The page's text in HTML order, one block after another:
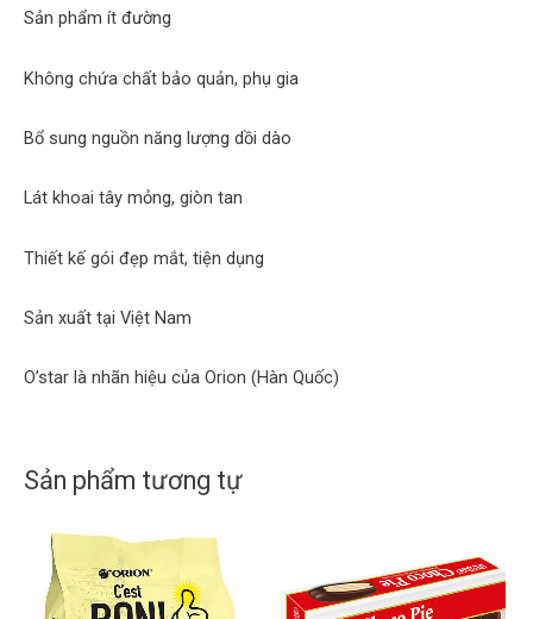
Sản phẩm ít đường
Không chứa chất bảo quản, phụ gia
Bổ sung nguồn năng lượng dồi dào
Lát khoai tây mỏng, giòn tan
Thiết kế gói đẹp mắt, tiện dụng
Sản xuất tại Việt Nam
O’star là nhãn hiệu của Orion (Hàn Quốc)
Sản phẩm tương tự